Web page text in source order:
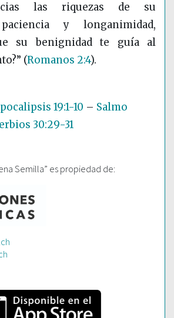
las riquezas de su
y longanimidad,
su benignidad te guía al
(Romanos 2:4).
19:1-10 – Salmo
30:29-31
Semilla” es propiedad de: